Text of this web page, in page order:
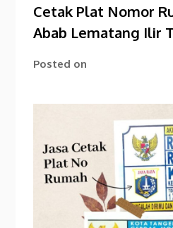
Cetak Plat Nomor
Abab Lematang Ilir
Posted on